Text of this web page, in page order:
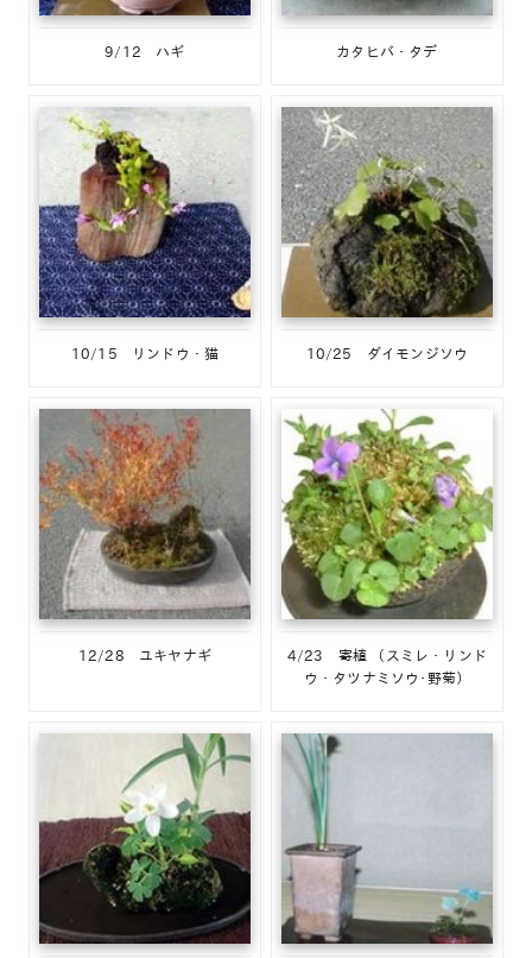
9/12 ハギ カタヒバ・タデ
10/15 リンドウ・猫 10/25 ダイモンジソウ
12/28 ユキヤナギ
4/23 寄植 （スミレ・リンド
ウ・タツナミソウ･野菊）